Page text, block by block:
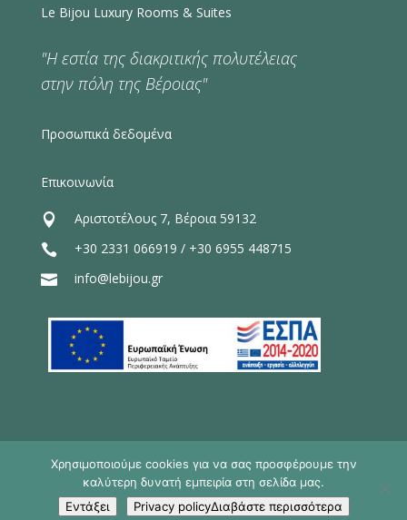
Le Bijou Luxury Rooms & Suites
"Η εστία της διακριτικής πολυτέλειας
στην πόλη της Βέροιας"
Προσωπικά δεδομένα
Επικοινωνία
 Αριστοτέλους 7, Βέροια 59132
 +30 2331 066919 / +30 6955 448715
 info@lebijou.gr
Le Bijou Luxury Suites - Veria © 2026
Χρησιμοποιούμε cookies για να σας προσφέρουμε την
καλύτερη δυνατή εμπειρία στη σελίδα μας.
Εντάξει
Privacy policyΔιαβάστε περισσότερα